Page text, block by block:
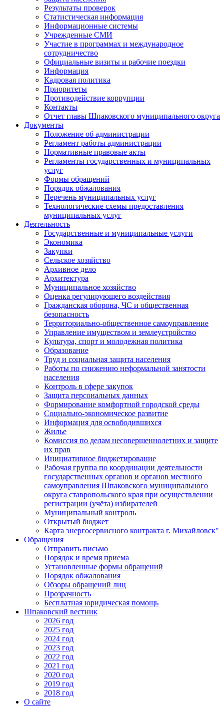
Результаты проверок
Статистическая информация
Информационные системы
Учрежденные СМИ
Участие в программах и международное
сотрудничество
Официальные визиты и рабочие поездки
Информация
Кадровая политика
Приоритеты
Противодействие коррупции
Контакты
Отчет главы Шпаковского муниципального округа
Документы
Положение об администрации
Регламент работы администрации
Нормативные правовые акты
Регламенты государственных и муниципальных
услуг
Формы обращений
Порядок обжалования
Перечень муниципальных услуг
Технологические схемы предоставления
муниципальных услуг
Деятельность
Государственные и муниципальные услуги
Экономика
Закупки
Сельское хозяйство
Архивное дело
Архитектура
Муниципальное хозяйство
Оценка регулирующего воздействия
Гражданская оборона, ЧС и общественная
безопасность
Территориально-общественное самоуправление
Управление имуществом и землеустройство
Культура, спорт и молодежная политика
Образование
Труд и социальная защита населения
Работы по снижению неформальной занятости
населения
Контроль в сфере закупок
Защита персональных данных
Формирование комфортной городской среды
Социально-экономическое развитие
Информация для освободившихся
Жилье
Комиссия по делам несовершеннолетних и защите
их прав
Инициативное бюджетирование
Рабочая группа по координации деятельности
государственных органов и органов местного
самоуправления Шпаковского муниципального
округа ставропольского края при осуществлении
регистрации (учёта) избирателей
Муниципальный контроль
Открытый бюджет
Карта энергосервисного контракта г. Михайловск"
Обращения
Отправить письмо
Порядок и время приема
Установленные формы обращений
Порядок обжалования
Обзоры обращений лиц
Прозрачность
Бесплатная юридическая помощь
Шпаковский вестник
2026 год
2025 год
2024 год
2023 год
2022 год
2021 год
2020 год
2019 год
2018 год
О сайте